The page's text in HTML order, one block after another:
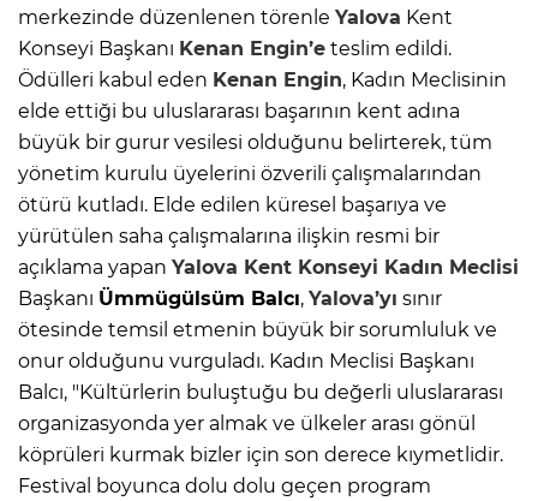
merkezinde düzenlenen törenle Yalova Kent
Konseyi Başkanı Kenan Engin’e teslim edildi.
Ödülleri kabul eden Kenan Engin, Kadın Meclisinin
elde ettiği bu uluslararası başarının kent adına
büyük bir gurur vesilesi olduğunu belirterek, tüm
yönetim kurulu üyelerini özverili çalışmalarından
ötürü kutladı. Elde edilen küresel başarıya ve
yürütülen saha çalışmalarına ilişkin resmi bir
açıklama yapan Yalova Kent Konseyi Kadın Meclisi
Başkanı Ümmügülsüm Balcı, Yalova’yı sınır
ötesinde temsil etmenin büyük bir sorumluluk ve
onur olduğunu vurguladı. Kadın Meclisi Başkanı
Balcı, "Kültürlerin buluştuğu bu değerli uluslararası
organizasyonda yer almak ve ülkeler arası gönül
köprüleri kurmak bizler için son derece kıymetlidir.
Festival boyunca dolu dolu geçen program